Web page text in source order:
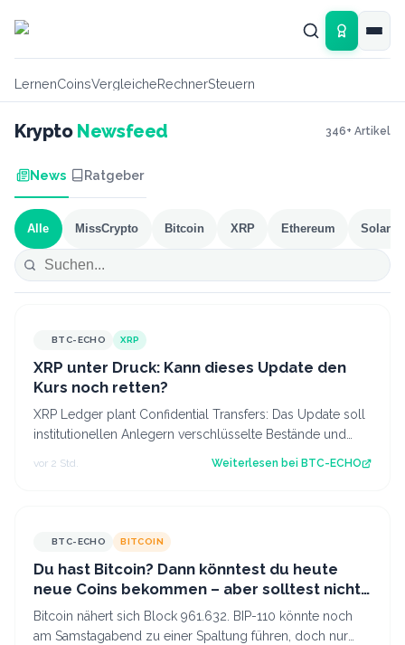
LernenCoinsVergleicheRechnerSteuern
Krypto Newsfeed 346+ Artikel
News Ratgeber
Alle MissCrypto Bitcoin XRP Ethereum Solana
BTC-ECHO XRP
XRP unter Druck: Kann dieses Update den
Kurs noch retten?
XRP Ledger plant Confidential Transfers: Das Update soll
institutionellen Anlegern verschlüsselte Bestände und
vor 2 Std. Weiterlesen bei BTC-ECHO
BTC-ECHO BITCOIN
Du hast Bitcoin? Dann könntest du heute
neue Coins bekommen – aber solltest nicht
verkaufen
Bitcoin nähert sich Block 961.632. BIP-110 könnte noch
am Samstagabend zu einer Spaltung führen, doch nur